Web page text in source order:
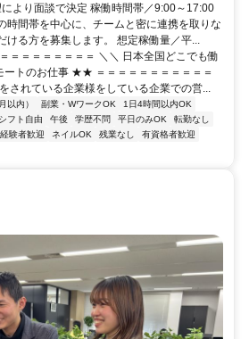
より面談で決定 稼働時間帯／9:00～17:00
時間帯を中心に、チームと密に連携を取りな
る方を募集します。 想定稼働量／平...
＝＝＝＝＝＝＝＝ ＼＼ 日本全国どこでも働
トのお仕事 ★★ ＝＝＝＝＝＝＝＝＝＝＝
されている企業様をしている企業での営...
以内） 副業・WワークOK
1日4時間以内OK
シフト自由 午後 学歴不問 平日のみOK
転勤なし
経験者歓迎 ネイルOK 残業なし
有資格者歓迎